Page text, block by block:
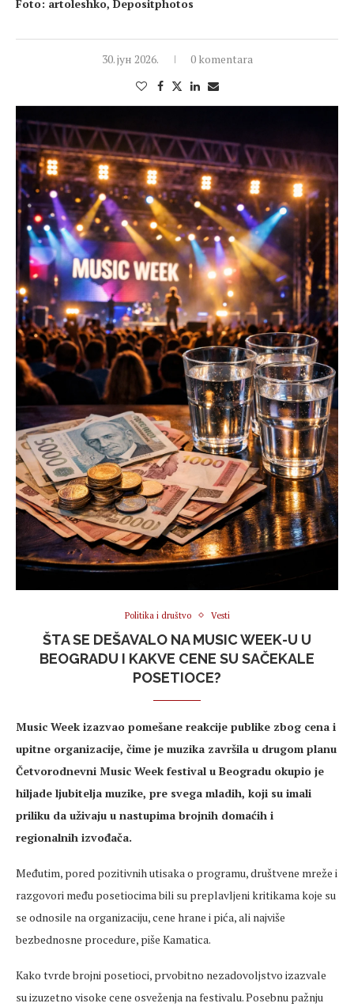
Foto: artoleshko, Depositphotos
30. јун 2026. 0 komentara
Politika i društvo Vesti
ŠTA SE DEŠAVALO NA MUSIC WEEK-U U
BEOGRADU I KAKVE CENE SU SAČEKALE
POSETIOCE?
Music Week izazvao pomešane reakcije publike zbog cena i
upitne organizacije, čime je muzika završila u drugom planu
Četvorodnevni Music Week festival u Beogradu okupio je
hiljade ljubitelja muzike, pre svega mladih, koji su imali
priliku da uživaju u nastupima brojnih domaćih i
regionalnih izvođača.
Međutim, pored pozitivnih utisaka o programu, društvene mreže i
razgovori među posetiocima bili su preplavljeni kritikama koje su
se odnosile na organizaciju, cene hrane i pića, ali najviše
bezbednosne procedure, piše Kamatica.
Kako tvrde brojni posetioci, prvobitno nezadovoljstvo izazvale
su izuzetno visoke cene osveženja na festivalu. Posebnu pažnju